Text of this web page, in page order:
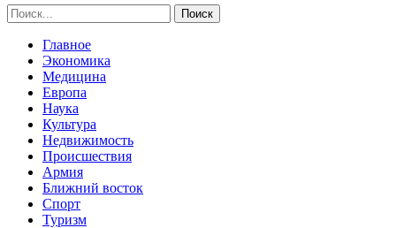
Главное
Экономика
Медицина
Европа
Наука
Культура
Недвижимость
Происшествия
Армия
Ближний восток
Спорт
Туризм